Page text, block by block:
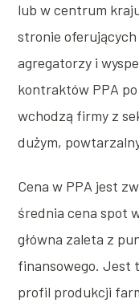
lub w centrum
stronie oferujących
agregatorzy i
kontraktów PPA
wchodzą firmy z
dużym,
Cena w PPA jest
średnia cena spot
główna zaleta z
finansowego. Jest
profil produkcji